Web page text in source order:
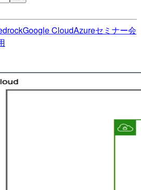
Google CloudAzureセミナー会